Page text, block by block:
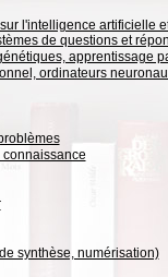
l'intelligence artificielle
de questions et
apprentissage
ordinateurs
connaissance
synthèse, numérisation)